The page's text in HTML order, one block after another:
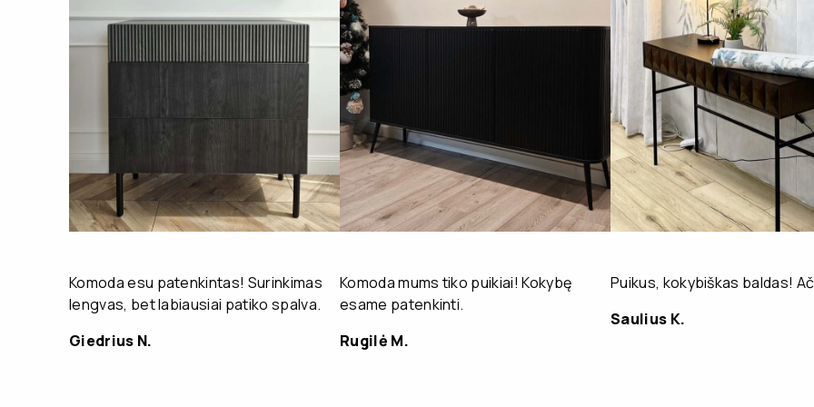
Komoda esu patenkintas! Surinkimas
lengvas, bet labiausiai patiko spalva.
Giedrius N.
Komoda mums tiko puikiai! Kokybę
esame patenkinti.
Rugilė M.
Puikus, kokybiškas baldas!
Saulius K.